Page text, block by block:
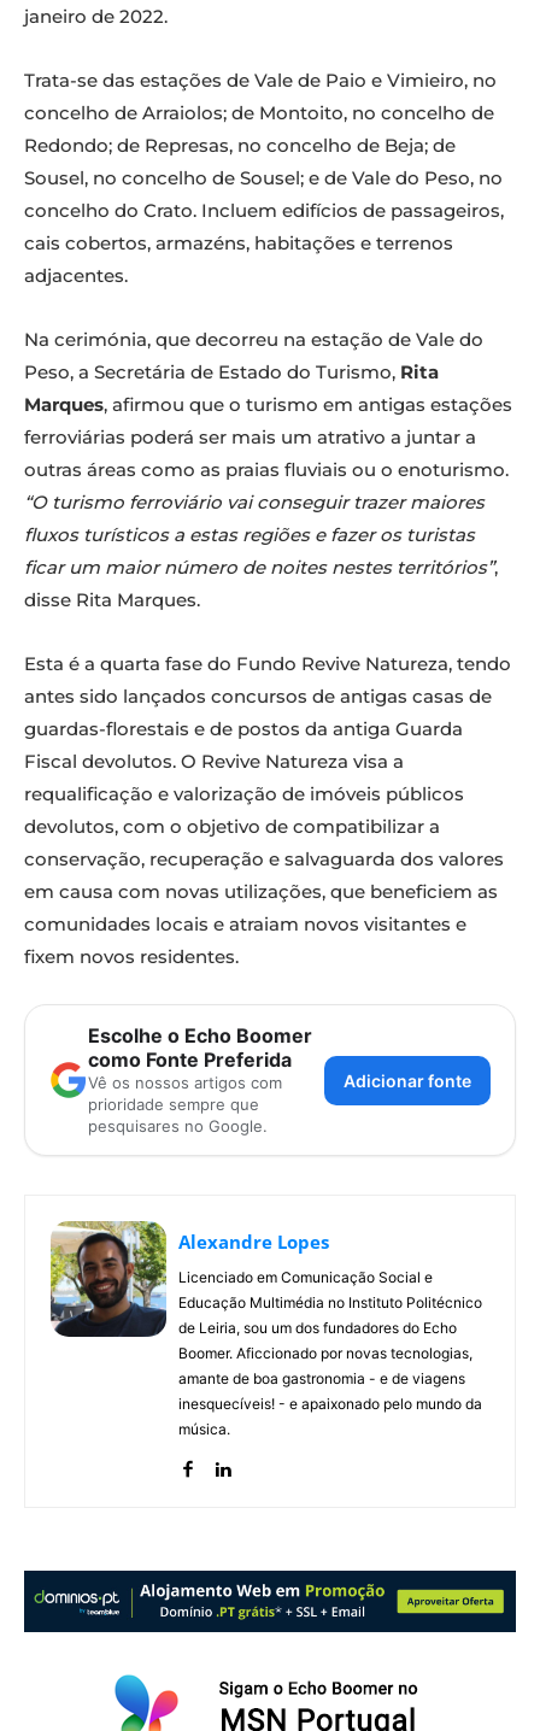
janeiro de 2022.
Trata-se das estações de Vale de Paio e Vimieiro, no
concelho de Arraiolos; de Montoito, no concelho de
Redondo; de Represas, no concelho de Beja; de
Sousel, no concelho de Sousel; e de Vale do Peso, no
concelho do Crato. Incluem edifícios de passageiros,
cais cobertos, armazéns, habitações e terrenos
adjacentes.
Na cerimónia, que decorreu na estação de Vale do
Peso, a Secretária de Estado do Turismo, Rita
Marques, afirmou que o turismo em antigas estações
ferroviárias poderá ser mais um atrativo a juntar a
outras áreas como as praias fluviais ou o enoturismo.
“O turismo ferroviário vai conseguir trazer maiores
fluxos turísticos a estas regiões e fazer os turistas
ficar um maior número de noites nestes territórios”,
disse Rita Marques.
Esta é a quarta fase do Fundo Revive Natureza, tendo
antes sido lançados concursos de antigas casas de
guardas-florestais e de postos da antiga Guarda
Fiscal devolutos. O Revive Natureza visa a
requalificação e valorização de imóveis públicos
devolutos, com o objetivo de compatibilizar a
conservação, recuperação e salvaguarda dos valores
em causa com novas utilizações, que beneficiem as
comunidades locais e atraiam novos visitantes e
fixem novos residentes.
Escolhe o Echo Boomer
como Fonte Preferida
Vê os nossos artigos com
prioridade sempre que
pesquisares no Google.
Adicionar fonte
Alexandre Lopes
Licenciado em Comunicação Social e
Educação Multimédia no Instituto Politécnico
de Leiria, sou um dos fundadores do Echo
Boomer. Aficcionado por novas tecnologias,
amante de boa gastronomia - e de viagens
inesquecíveis! - e apaixonado pelo mundo da
música.